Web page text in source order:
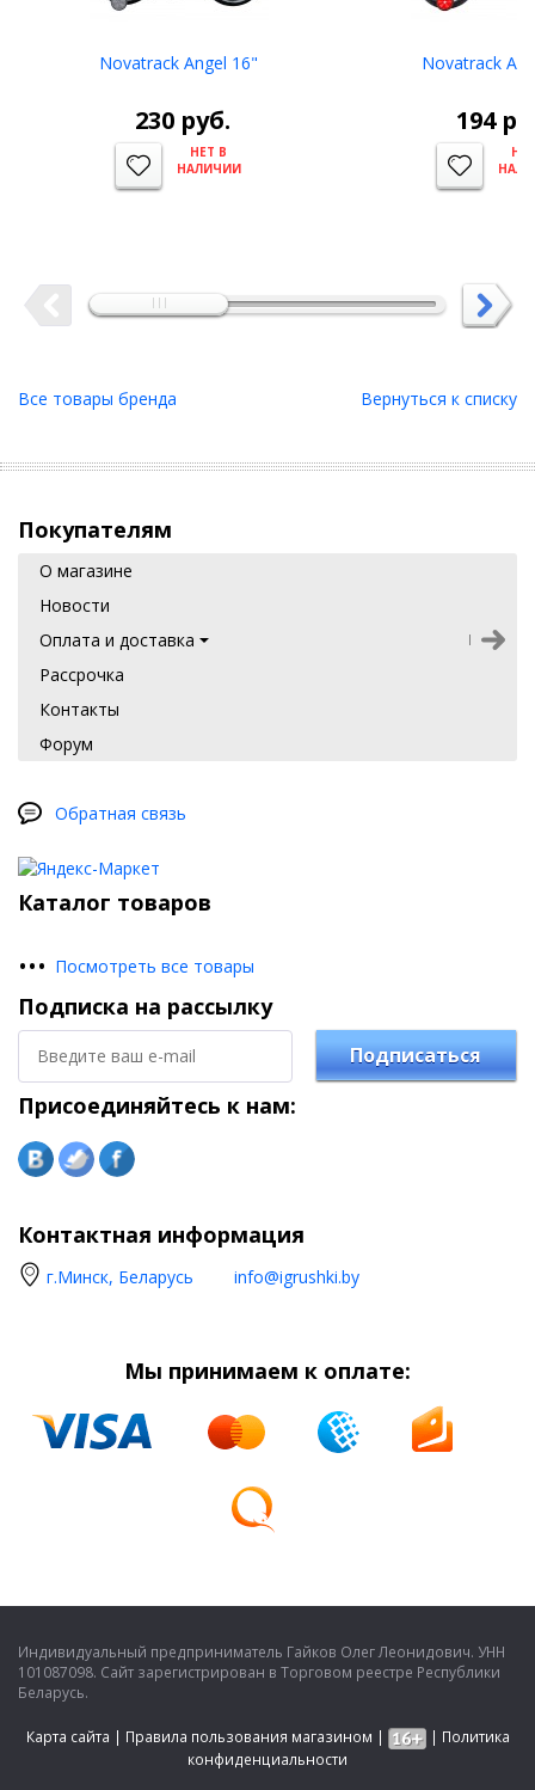
Novatrack Angel 16"
230руб.
НЕТ В
НАЛИЧИИ
Novatrack
194
Все товары бренда Вернуться к списку
Покупателям
О магазине
Новости
Оплата и доставка
Рассрочка
Контакты
Форум
Обратная связь
Каталог товаров
••• Посмотреть все товары
Подписка на рассылку
Подписаться
Присоединяйтесь к нам:
Контактная информация
г.Минск, Беларусь info@igrushki.by
Мы принимаем к оплате:
Индивидуальный предприниматель Гайков Олег Леонидович. УНН
101087098. Сайт зарегистрирован в Торговом реестре Республики
Беларусь.
Карта сайта | Правила пользования магазином | | Политика
конфиденциальности